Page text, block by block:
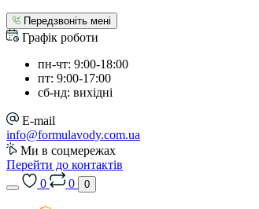
Передзвоніть мені
Графік роботи
пн-чт: 9:00-18:00
пт: 9:00-17:00
сб-нд: вихідні
E-mail
info@formulavody.com.ua
Ми в соцмережах
Перейти до контактів
0
0 0